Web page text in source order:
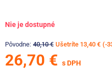
Nie je dostupné
Pôvodne: 40,10 € Ušetríte 13,40 € (-
26,70 € s DPH